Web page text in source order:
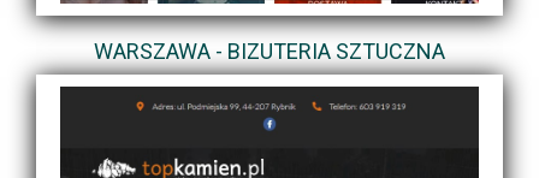
WARSZAWA - BIZUTERIA SZTUCZNA